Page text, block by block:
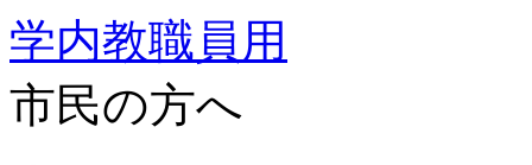
学内教職員用
市民の方へ